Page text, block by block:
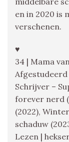
en in 2020 is
verschenen.
♥
34 | Mama
Schrijver –
forever nerd
(2022),
schaduw
Lezen |